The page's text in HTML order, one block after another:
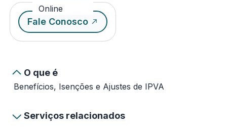
Online
Fale Conosco
O que é
Benefícios, Isenções e Ajustes de IPVA
Serviços relacionados